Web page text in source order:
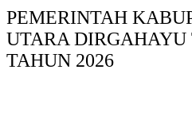
PEMERINTAH
UTARA DIRGAHAYU
TAHUN 2026